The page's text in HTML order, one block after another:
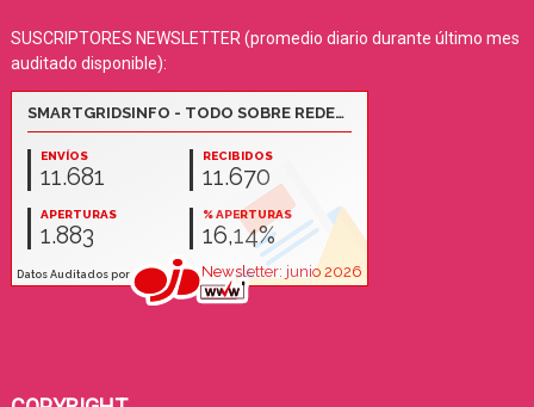
SUSCRIPTORES NEWSLETTER (promedio diario durante último mes
auditado disponible):